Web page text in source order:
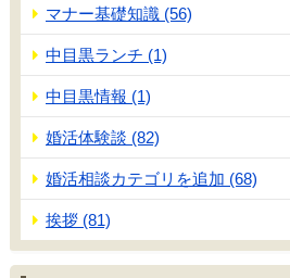
マナー基礎知識 (56)
中目黒ランチ (1)
中目黒情報 (1)
婚活体験談 (82)
婚活相談カテゴリを追加 (68)
挨拶 (81)